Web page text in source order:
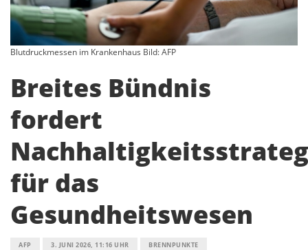
Blutdruckmessen im Krankenhaus Bild: AFP
Breites Bündnis
fordert
für das
Gesundheitswesen
AFP 3. JUNI 2026, 11:16 UHR BRENNPUNKTE